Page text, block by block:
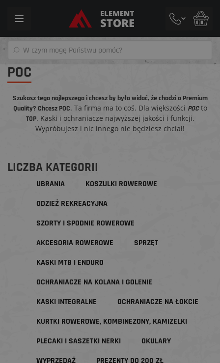
Toggle
POC
Szukasz tego najlepszego i chcesz by było widać, że chodzi o Premium
Quality? Chcesz POC. Ta firma ma to coś. Dla większości POCto
TOP. Kaski i ochraniacze najwyższej jakości i funkcji.
Wypróbujesz i nic innego nie będziesz chciał!
LICZBA KATEGORII
UBRANIA
KOSZULKI ROWEROWE
ODZIEŻ REKREACYJNA
SZORTY I SPODNIE ROWEROWE
AKCESORIA ROWEROWE
SPRZĘT
KASKI MTB I ENDURO
OCHRANIACZE NA KOLANA I GOLENIE
KASKI INTEGRALNE
OCHRANIACZE NA ŁOKCIE
KURTKI ROWEROWE, KOMBINEZONY, KAMIZELKI
PLECAKI I SASZETKI NERKI
OKULARY
WYPRZEDAŻ
PREZENTY DO 200 ZŁ